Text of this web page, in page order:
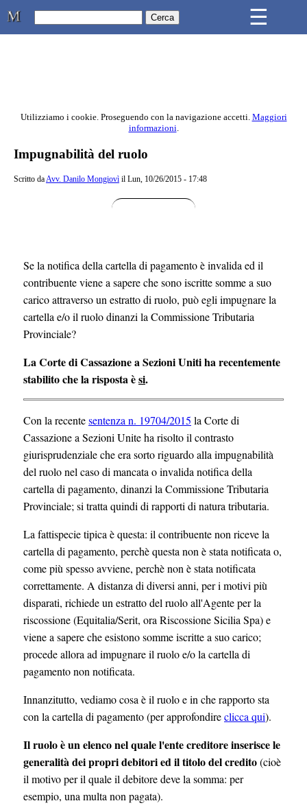
Studio Legale Mongiovì ☰
Contenuto principale della pagina
Utilizziamo i cookie. Proseguendo con la navigazione accetti. Maggiori
informazioni.
Impugnabilità del ruolo
Scritto daAvv. Danilo Mongiovì il Lun, 10/26/2015 - 17:48
Se la notifica della cartella di pagamento è invalida ed il
contribuente viene a sapere che sono iscritte somme a suo
carico attraverso un estratto di ruolo, può egli impugnare la
cartella e/o il ruolo dinanzi la Commissione Tributaria
Provinciale?
La Corte di Cassazione a Sezioni Uniti ha recentemente
stabilito che la risposta èsi.
Con la recentesentenza n. 19704/2015 la Corte di
Cassazione a Sezioni Unite ha risolto il contrasto
giurisprudenziale che era sorto riguardo alla impugnabilità
del ruolo nel caso di mancata o invalida notifica della
cartella di pagamento, dinanzi la Commissione Tributaria
Provinciale; si tratta quindi di rapporti di natura tributaria.
La fattispecie tipica è questa: il contribuente non riceve la
cartella di pagamento, perchè questa non è stata notificata o,
come più spesso avviene, perchè non è stata notificata
correttamente. A distanza di diversi anni, per i motivi più
disparati, richiede un estratto del ruolo all'Agente per la
riscossione (Equitalia/Serit, ora Riscossione Sicilia Spa) e
viene a sapere che esistono somme iscritte a suo carico;
procede allora ad impugnare il ruolo e/o la cartella di
pagamento non notificata.
Innanzitutto, vediamo cosa è il ruolo e in che rapporto sta
con la cartella di pagamento (per approfondireclicca qui).
Il ruolo è un elenco nel quale l'ente creditore inserisce le
generalità dei propri debitori ed il titolo del credito(cioè
il motivo per il quale il debitore deve la somma: per
esempio, una multa non pagata).